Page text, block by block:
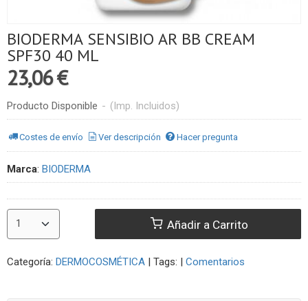
BIODERMA SENSIBIO AR BB CREAM
SPF30 40 ML
23,06 €
Producto Disponible - (Imp. Incluidos)
Costes de envío Ver descripción Hacer pregunta
Marca: BIODERMA
Añadir a Carrito
Categoría: DERMOCOSMÉTICA | Tags: | Comentarios